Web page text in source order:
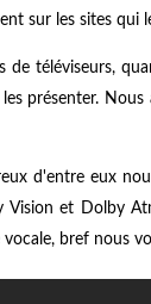
sur les sites qui
de téléviseurs,
présenter.
d'entre eux
Vision et Dolby
bref nous